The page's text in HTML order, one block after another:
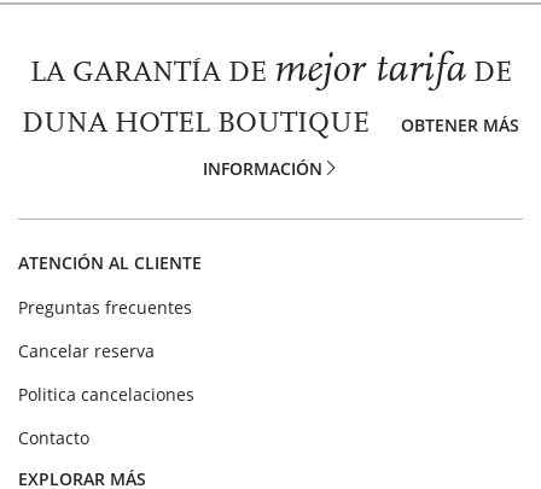
LA GARANTÍA DE mejor tarifaDE
DUNA HOTEL BOUTIQUE
OBTENER MÁS
INFORMACIÓN
ATENCIÓN AL CLIENTE
Preguntas frecuentes
Cancelar reserva
Politica cancelaciones
Contacto
EXPLORAR MÁS